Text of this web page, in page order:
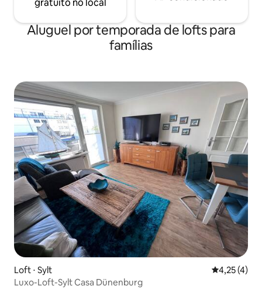
gratuito no local
Aluguel por temporada de lofts para
famílias
Loft ⋅ Sylt 4,25 de
4,25 (4)
Luxo-Loft-Sylt Casa Dünenburg